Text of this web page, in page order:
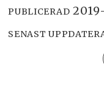
PUBLICERAD
SENAST